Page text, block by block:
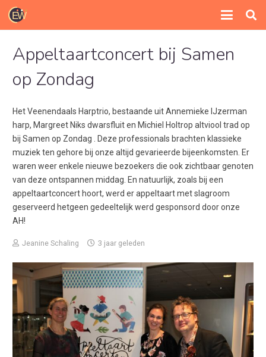
Appeltaartconcert bij Samen
op Zondag
Het Veenendaals Harptrio, bestaande uit Annemieke IJzerman
harp, Margreet Niks dwarsfluit en Michiel Holtrop altviool trad op
bij Samen op Zondag . Deze professionals brachten klassieke
muziek ten gehore bij onze altijd gevarieerde bijeenkomsten. Er
waren weer enkele nieuwe bezoekers die ook zichtbaar genoten
van deze ontspannen middag. En natuurlijk, zoals bij een
appeltaartconcert hoort, werd er appeltaart met slagroom
geserveerd hetgeen gedeeltelijk werd gesponsord door onze
AH!
Jeanine Schaling 3 jaar geleden